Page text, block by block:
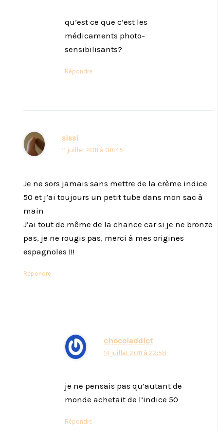
qu’est ce que c’est les
médicaments photo-
sensibilisants?
Répondre
sissi
11 juillet 2011 à 08:45
Je ne sors jamais sans mettre de la crème indice
50 et j’ai toujours un petit tube dans mon sac à
main
J’ai tout de même de la chance car si je ne bronze
pas, je ne rougis pas, merci à mes origines
espagnoles !!!
Répondre
chocoladdict
14 juillet 2011 à 22:58
je ne pensais pas qu’autant de
monde achetait de l’indice 50
Répondre